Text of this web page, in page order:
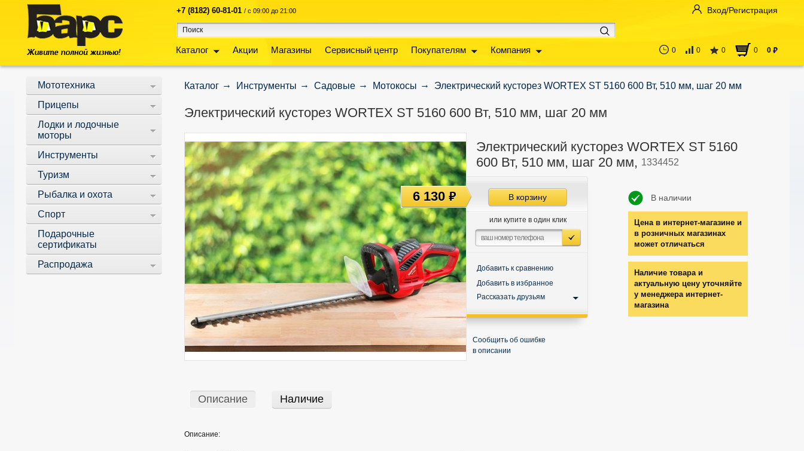
+7 (8182) 60-81-01 / с 09:00 до 21:00
Каталог Акции Магазины Сервисный центр Покупателям Компания
Вход/Регистрация
0 0 0 0 0 руб
Мототехника
Прицепы
Лодки и лодочные
моторы
Инструменты
Туризм
Рыбалка и охота
Спорт
Подарочные
сертификаты
Распродажа
Каталог Инструменты Садовые Мотокосы Электрический кусторез WORTEX ST 5160 600 Вт, 510 мм, шаг 20 мм
Электрический кусторез WORTEX ST 5160 600 Вт, 510 мм, шаг 20 мм
Электрический кусторез WORTEX ST 5160
600 Вт, 510 мм, шаг 20 мм, 1334452
В наличии
Цена в интернет-магазине и
в розничных магазинах
может отличаться
Наличие товара и
актуальную цену уточняйте
у менеджера интернет-
магазина
В корзину
или купите в один клик
Добавить к сравнению
Добавить в избранное
Рассказать друзьям
Сообщить об ошибке
в описании
6 130руб
Описание Наличие
Описание: